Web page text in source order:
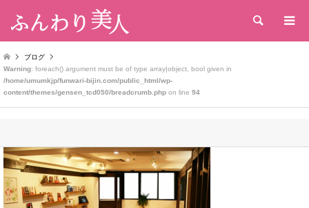
検索
ブログ
Warning: foreach() argument must be of type array|object, bool given in
/home/umumkjp/funwari-bijin.com/public_html/wp-
content/themes/gensen_tcd050/breadcrumb.php on line 94